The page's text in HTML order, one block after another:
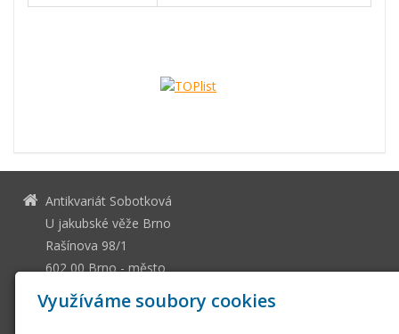
Antikvariát Sobotková
U jakubské věže Brno
Rašínova 98/1
602 00 Brno - město
13036661
CZ505112128
Využíváme soubory cookies